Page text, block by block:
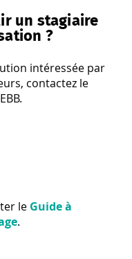
un stagiaire
?
intéressée par
contactez le
le Guide à
.